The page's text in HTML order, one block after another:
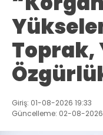
Toprak,
Giriş: 01-08-2026 19:33
Güncelleme: 02-08-2026